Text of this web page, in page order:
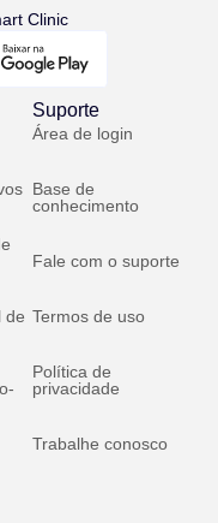
Clinic
de
Suporte
Área de login
Base de
conhecimento
Fale com o suporte
Termos de uso
Política de
privacidade
Trabalhe conosco